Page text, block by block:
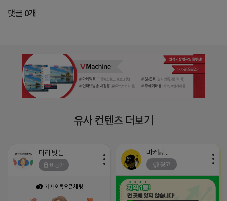
댓글 0개
유사 컨텐츠 더보기
비공개 광고